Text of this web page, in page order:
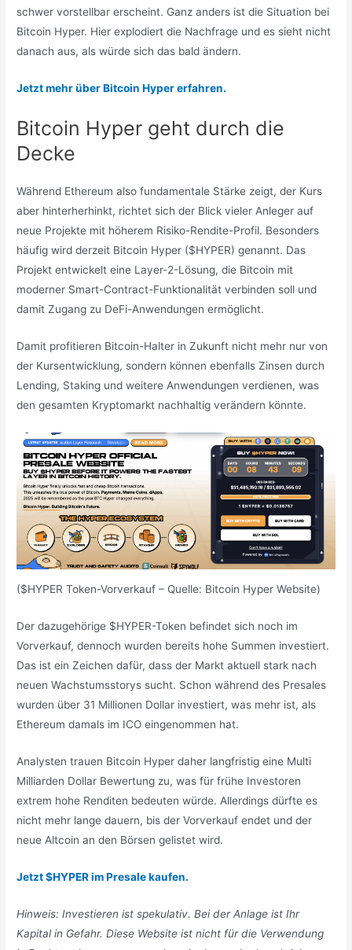
schwer vorstellbar erscheint. Ganz anders ist die Situation bei
Bitcoin Hyper. Hier explodiert die Nachfrage und es sieht nicht
danach aus, als würde sich das bald ändern.
Jetzt mehr über Bitcoin Hyper erfahren.
Bitcoin Hyper geht durch die
Decke
Während Ethereum also fundamentale Stärke zeigt, der Kurs
aber hinterherhinkt, richtet sich der Blick vieler Anleger auf
neue Projekte mit höherem Risiko-Rendite-Profil. Besonders
häufig wird derzeit Bitcoin Hyper ($HYPER) genannt. Das
Projekt entwickelt eine Layer-2-Lösung, die Bitcoin mit
moderner Smart-Contract-Funktionalität verbinden soll und
damit Zugang zu DeFi-Anwendungen ermöglicht.
Damit profitieren Bitcoin-Halter in Zukunft nicht mehr nur von
der Kursentwicklung, sondern können ebenfalls Zinsen durch
Lending, Staking und weitere Anwendungen verdienen, was
den gesamten Kryptomarkt nachhaltig verändern könnte.
($HYPER Token-Vorverkauf – Quelle: Bitcoin Hyper Website)
Der dazugehörige $HYPER-Token befindet sich noch im
Vorverkauf, dennoch wurden bereits hohe Summen investiert.
Das ist ein Zeichen dafür, dass der Markt aktuell stark nach
neuen Wachstumsstorys sucht. Schon während des Presales
wurden über 31 Millionen Dollar investiert, was mehr ist, als
Ethereum damals im ICO eingenommen hat.
Analysten trauen Bitcoin Hyper daher langfristig eine Multi
Milliarden Dollar Bewertung zu, was für frühe Investoren
extrem hohe Renditen bedeuten würde. Allerdings dürfte es
nicht mehr lange dauern, bis der Vorverkauf endet und der
neue Altcoin an den Börsen gelistet wird.
Jetzt $HYPER im Presale kaufen.
Hinweis: Investieren ist spekulativ. Bei der Anlage ist Ihr
Kapital in Gefahr. Diese Website ist nicht für die Verwendung